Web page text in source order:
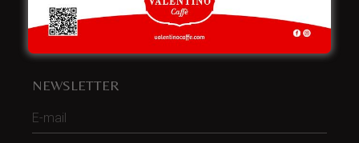
NEWSLETTER